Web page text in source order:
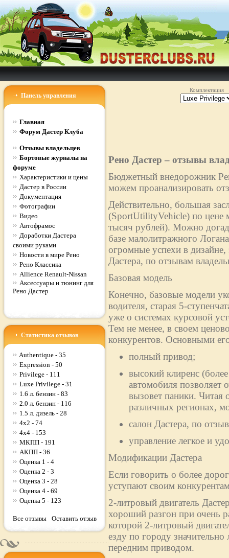
Панель управления
Главная
Форум Дастер Клуба
Отзывы владельцев
Бортовые журналы на
форуме
Характеристики и цены
Дастер в России
Документация
Фотографии
Видео
Автофрамос
Доработки Дастера
своими руками
Новости в мире Рено
Рено Классика
Allience Renault-Nissan
Аксессуары и тюнинг для
Рено Дастер
Статистика отзывов
Authentique - 35
Expression - 50
Privilege - 111
Luxe Privilege - 31
1.6 л. бензин - 83
2.0 л. бензин - 116
1.5 л. дизель - 28
4x2 - 74
4x4 - 153
МКПП - 191
АКПП - 36
Оценка 1 - 4
Оценка 2 - 3
Оценка 3 - 28
Оценка 4 - 69
Оценка 5 - 123
Все отзывы Оставить отзыв
Комплектация
Рено Дастер – отзывы
Бюджетный внедорожник
можем проанализировать
Действительно, большая
(SportUtilityVehicle) по цене
тысяч рублей). Можно
базе малолитражного
огромные успехи в
Дастера, по отзывам
Базовая модель
Конечно, базовые модели
водителя, старая 5-
уже о системах курсовой
Тем не менее, в своем
конкурентов. Основными
полный привод;
высокий клиренс
автомобиля позволяет
вызовет паники. Читая
различных регионах,
салон Дастера, по
управление легкое и
Модификации Дастера
Если говорить о более
уступают своим
2-литровый двигатель
хороший разгон при очень
которой 2-литровый
езду по городу
передним приводом.